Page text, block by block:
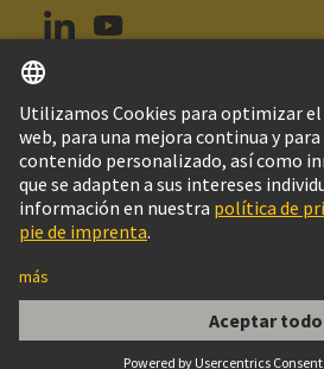
AISLANTE MACHO Han
Colombia Español
© Grupo Tecnológico HARTING
Imprint
Aviso Legal Web